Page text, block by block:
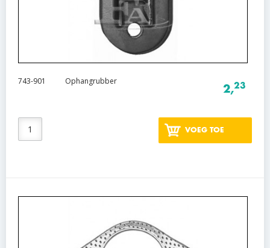
743-901 Ophangrubber
2,23
VOEG TOE